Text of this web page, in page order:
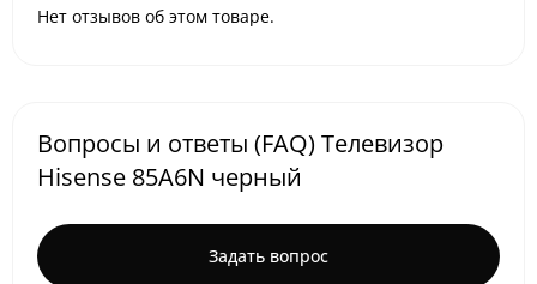
Нет отзывов об этом товаре.
Вопросы и ответы (FAQ) Телевизор
Hisense 85A6N черный
Задать вопрос